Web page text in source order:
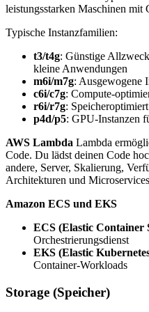
leistungsstarken Maschinen
Typische Instanzfamilien:
t3/t4g: Günstige
kleine Anwendungen
m6i/m7g: Ausgewogene
c6i/c7g: Compute-
r6i/r7g:
p4d/p5: GPU-Instanzen
AWS Lambda Lambda
Code. Du lädst deinen Code
andere, Server, Skalierung,
Architekturen und
Amazon ECS und EKS
ECS (Elastic Container
Orchestrierungsdienst
EKS (Elastic
Container-Workloads
Storage (Speicher)